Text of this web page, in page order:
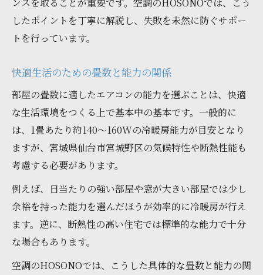
したポイントを丁寧に解説し、失敗を未然に防ぐサポー
トを行っています。
快適生活のための畳数と能力の関係
部屋の畳数に適したエアコンの能力を選ぶことは、快適
な生活環境をつくる上で基本中の基本です。一般的に
は、1畳あたり約140〜160Wの冷暖房能力が目安となり
ますが、宮城県仙台市宮城野区の気候特性や断熱性能も
考慮する必要があります。
例えば、日当たりの強い部屋や窓が大きい部屋では少し
余裕を持った能力を選んだほうが効率的に冷暖房が行え
ます。逆に、断熱性の高い住宅では標準的な能力で十分
な場合もあります。
空調のHOSONOでは、こうした具体的な畳数と能力の関